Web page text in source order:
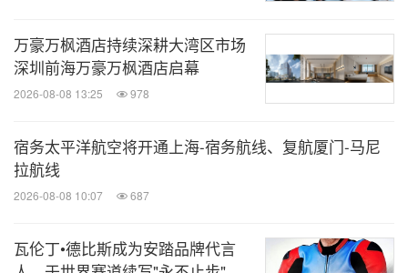
万豪万枫酒店持续深耕大湾区市场
深圳前海万豪万枫酒店启幕
2026-08-08 13:25 978
宿务太平洋航空将开通上海-宿务航线、复航厦门-马尼
拉航线
2026-08-08 10:07 687
瓦伦丁•德比斯成为安踏品牌代言